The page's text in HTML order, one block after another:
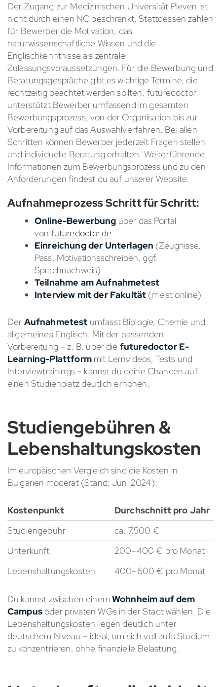
Der Zugang zur Medizinischen Universität Pleven ist
nicht durch einen NC beschränkt. Stattdessen zählen
für Bewerber die Motivation, das
naturwissenschaftliche Wissen und die
Englischkenntnisse als zentrale
Zulassungsvoraussetzungen. Für die Bewerbung und
Beratungsgespräche gibt es wichtige Termine, die
rechtzeitig beachtet werden sollten. futuredoctor
unterstützt Bewerber umfassend im gesamten
Bewerbungsprozess, von der Organisation bis zur
Vorbereitung auf das Auswahlverfahren. Bei allen
Schritten können Bewerber jederzeit Fragen stellen
und individuelle Beratung erhalten. Weiterführende
Informationen zum Bewerbungsprozess und zu den
Anforderungen findest du auf unserer Website.
Aufnahmeprozess Schritt für Schritt:
Online-Bewerbung über das Portal
von futuredoctor.de
Einreichung der Unterlagen (Zeugnisse,
Pass, Motivationsschreiben, ggf.
Sprachnachweis)
Teilnahme am Aufnahmetest
Interview mit der Fakultät (meist online)
Der Aufnahmetest umfasst Biologie, Chemie und
allgemeines Englisch. Mit der passenden
Vorbereitung – z. B. über die futuredoctor E-
Learning-Plattformmit Lernvideos, Tests und
Interviewtrainings – kannst du deine Chancen auf
einen Studienplatz deutlich erhöhen.
Studiengebühren &
Lebenshaltungskosten
Im europäischen Vergleich sind die Kosten in
Bulgarien moderat (Stand: Juni 2024):
Kostenpunkt
Durchschnitt pro Jahr
Studiengebühr
ca. 7.500 €
Unterkunft
200–400 € pro Monat
Lebenshaltungskosten
400–600 € pro Monat
Du kannst zwischen einem Wohnheim auf dem
Campusoder privaten WGs in der Stadt wählen. Die
Lebenshaltungskosten liegen deutlich unter
deutschem Niveau – ideal, um sich voll aufs Studium
zu konzentrieren, ohne finanzielle Belastung.